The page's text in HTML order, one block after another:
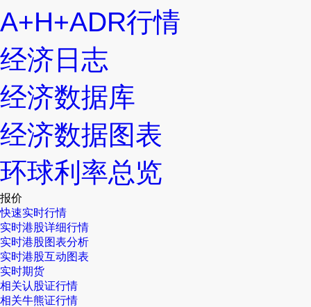
A+H+ADR行情
经济日志
经济数据库
经济数据图表
环球利率总览
报价
快速实时行情
实时港股详细行情
实时港股图表分析
实时港股互动图表
实时期货
相关认股证行情
相关牛熊证行情